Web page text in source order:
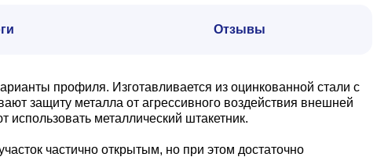
Отзывы
профиля. Изготавливается из оцинкованной стали с
защиту металла от агрессивного воздействия внешней
металлический штакетник.
частично открытым, но при этом достаточно